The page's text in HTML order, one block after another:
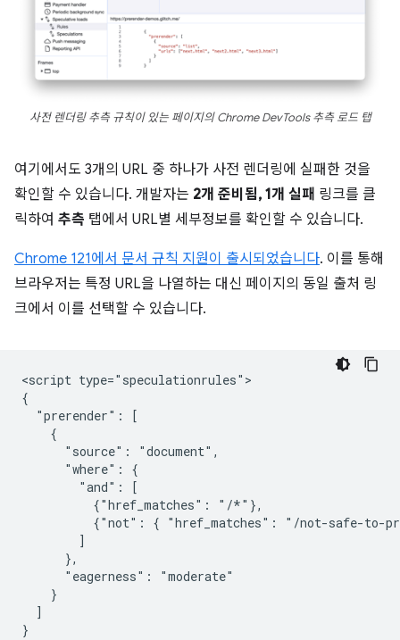
사전 렌더링 추측 규칙이 있는 페이지의 Chrome DevTools 추측 로드 탭
여기에서도 3개의 URL 중 하나가 사전 렌더링에 실패한 것을
확인할 수 있습니다. 개발자는 2개 준비됨, 1개 실패 링크를 클
릭하여 추측 탭에서 URL별 세부정보를 확인할 수 있습니다.
Chrome 121에서 문서 규칙 지원이 출시되었습니다. 이를 통해
브라우저는 특정 URL을 나열하는 대신 페이지의 동일 출처 링
크에서 이를 선택할 수 있습니다.
<script type="speculationrules">
{
  "prerender": [
    {
      "source": "document",
      "where": {
        "and": [
          {"href_matches": "/*"},
{"not": { "href_matches": "/not-safe-to-
        ]
      },
      "eagerness": "moderate"
    }
  ]
}